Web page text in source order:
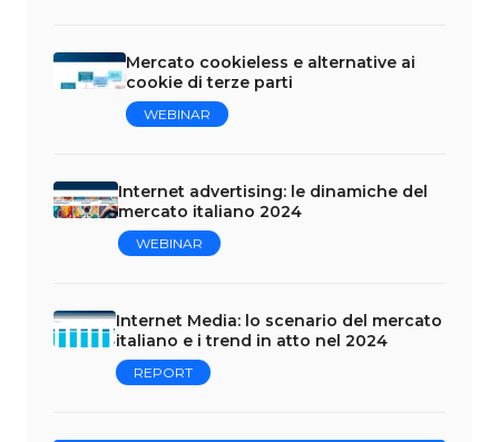
Mercato cookieless e alternative ai
cookie di terze parti
WEBINAR
Internet advertising: le dinamiche del
mercato italiano 2024
WEBINAR
Internet Media: lo scenario del mercato
italiano e i trend in atto nel 2024
REPORT